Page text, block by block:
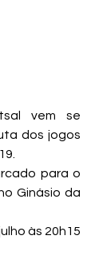
vem se
dos jogos
para o
Ginásio da
às 20h15